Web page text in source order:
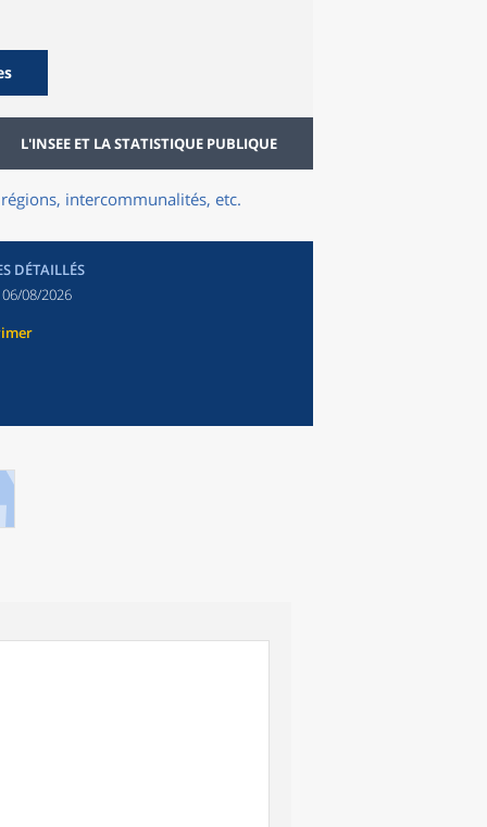
L'INSEE ET LA STATISTIQUE PUBLIQUE
intercommunalités, etc.
DÉTAILLÉS
06/08/2026